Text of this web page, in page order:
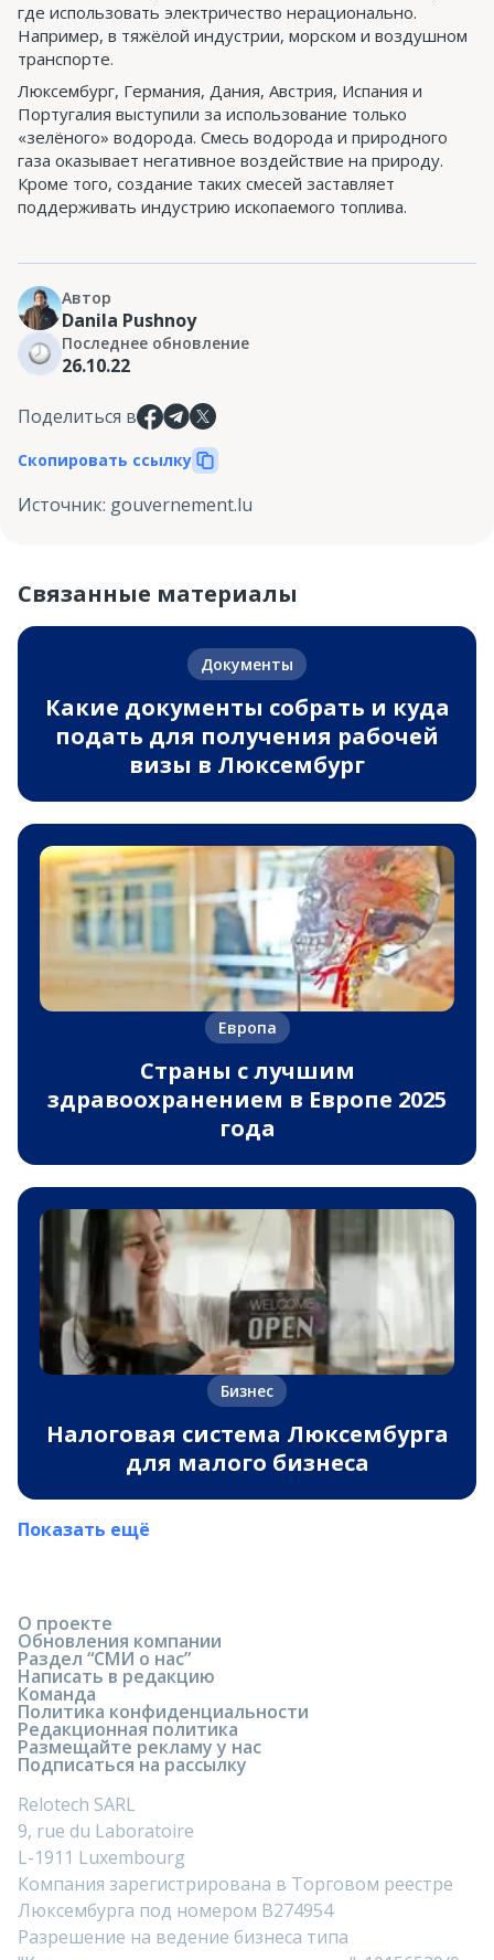
где использовать электричество нерационально.
Например, в тяжёлой индустрии, морском и воздушном
транспорте.
Люксембург, Германия, Дания, Австрия, Испания и
Португалия выступили за использование только
«зелёного» водорода. Смесь водорода и природного
газа оказывает негативное воздействие на природу.
Кроме того, создание таких смесей заставляет
поддерживать индустрию ископаемого топлива.
Автор
Danila Pushnoy
Последнее обновление
26.10.22
Поделиться в
Скопировать ссылку
Источник: gouvernement.lu
Связанные материалы
Документы
Какие документы собрать и куда
подать для получения рабочей
визы в Люксембург
Европа
Страны с лучшим
здравоохранением в Европе 2025
года
Бизнес
Налоговая система Люксембурга
для малого бизнеса
Показать ещё
О проекте
Обновления компании
Раздел “СМИ о нас”
Написать в редакцию
Команда
Политика конфиденциальности
Редакционная политика
Размещайте рекламу у нас
Подписаться на рассылку
Relotech SARL
9, rue du Laboratoire
L-1911 Luxembourg
Компания зарегистрирована в Торговом реестре
Люксембурга под номером B274954
Разрешение на ведение бизнеса типа